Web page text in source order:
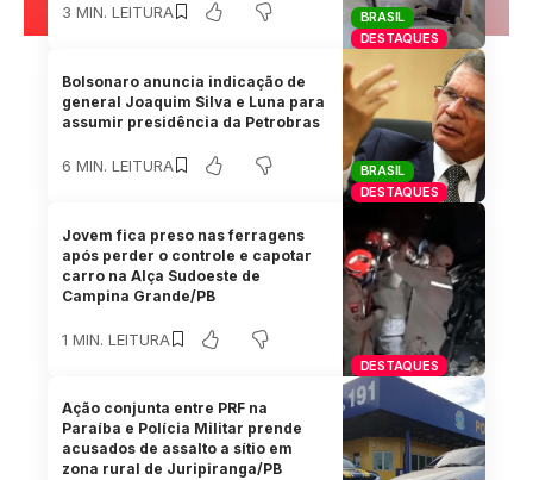
BRASIL
DESTAQUES
3 MIN. LEITURA
BRASIL
DESTAQUES
Bolsonaro anuncia indicação de
general Joaquim Silva e Luna para
assumir presidência da Petrobras
6 MIN. LEITURA
DESTAQUES
Jovem fica preso nas ferragens
após perder o controle e capotar
carro na Alça Sudoeste de
Campina Grande/PB
1 MIN. LEITURA
Ação conjunta entre PRF na
Paraíba e Polícia Militar prende
acusados de assalto a sítio em
zona rural de Juripiranga/PB